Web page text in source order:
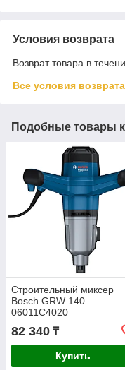
Условия возврата
Возврат товара в
Все условия возврата
Подобные товары
Строительный миксер
Bosch GRW 140
06011C4020
82 340 ₸
Купить